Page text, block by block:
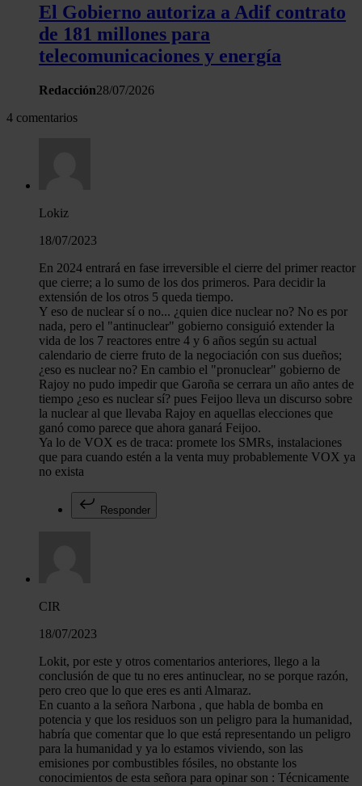
tráfico. Además, compartimos información sobre el uso que
sitio web con nuestros partners de redes sociales,
análisis web, quienes pueden combinarla con otra
haya proporcionado o que hayan recopilado a partir del uso
hecho de sus servicios.
El Gobierno autoriza a Adif contrato
de 181 millones para
telecomunicaciones y energía
Redacción28/07/2026
4 comentarios
Lokiz
18/07/2023
En 2024 entrará en fase irreversible el cierre del primer reactor
que cierre; a lo sumo de los dos primeros. Para decidir la
extensión de los otros 5 queda tiempo.
Y eso de nuclear sí o no... ¿quien dice nuclear no? No es por
nada, pero el "antinuclear" gobierno consiguió extender la
vida de los 7 reactores entre 4 y 6 años según su actual
calendario de cierre fruto de la negociación con sus dueños;
¿eso es nuclear no? En cambio el "pronuclear" gobierno de
Rajoy no pudo impedir que Garoña se cerrara un año antes de
tiempo ¿eso es nuclear sí? pues Feijoo lleva un discurso sobre
la nuclear al que llevaba Rajoy en aquellas elecciones que
ganó como parece que ahora ganará Feijoo.
Ya lo de VOX es de traca: promete los SMRs, instalaciones
que para cuando estén a la venta muy probablemente VOX ya
no exista
Responder
CIR
18/07/2023
Lokit, por este y otros comentarios anteriores, llego a la
conclusión de que tu no eres antinuclear, no se porque razón,
pero creo que lo que eres es anti Almaraz.
En cuanto a la señora Narbona , que habla de bomba en
potencia y que los residuos son un peligro para la humanidad,
habría que comentar que lo que está representando un peligro
para la humanidad y ya lo estamos viviendo, son las
emisiones por combustibles fósiles, no obstante los
conocimientos de esta señora para opinar son : Técnicamente